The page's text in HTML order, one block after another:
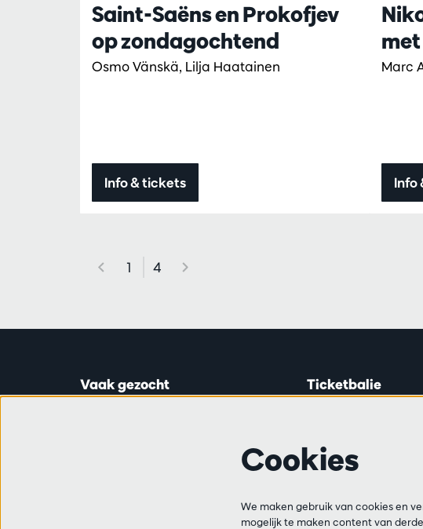
Saint-Saëns en Prokofjev
op zondagochtend
Osmo Vänskä, Lilja Haatainen
Info & tickets
Marc
Info
1 4
Vaak gezocht Ticketbalie
van 14:00 tot 16:45.
+32 3 213 54 06
Cookies
We maken gebruik van cookies en
mogelijk te maken content van